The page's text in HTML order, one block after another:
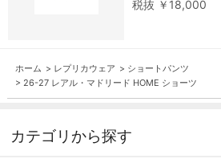
税抜 ￥18,000
ホーム > レプリカウェア > ショートパンツ
> 26-27 レアル・マドリード HOME ショーツ
カテゴリから探す